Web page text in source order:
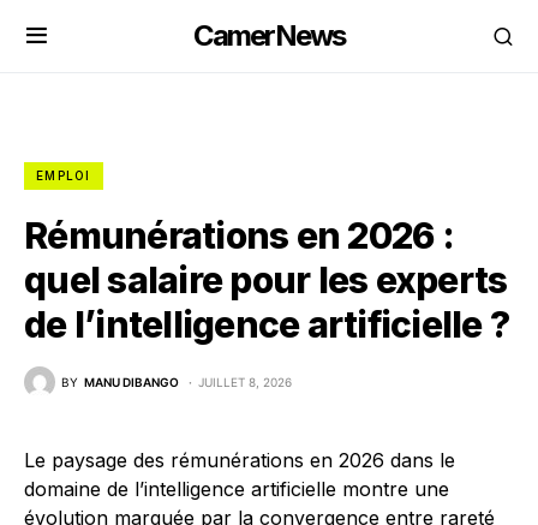
CamerNews
EMPLOI
Rémunérations en 2026 :
quel salaire pour les experts
de l’intelligence artificielle ?
BY MANU DIBANGO JUILLET 8, 2026
Le paysage des rémunérations en 2026 dans le
domaine de l’intelligence artificielle montre une
évolution marquée par la convergence entre rareté